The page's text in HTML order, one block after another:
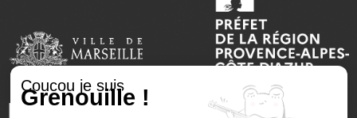
Coucou je suis
Grenouille !